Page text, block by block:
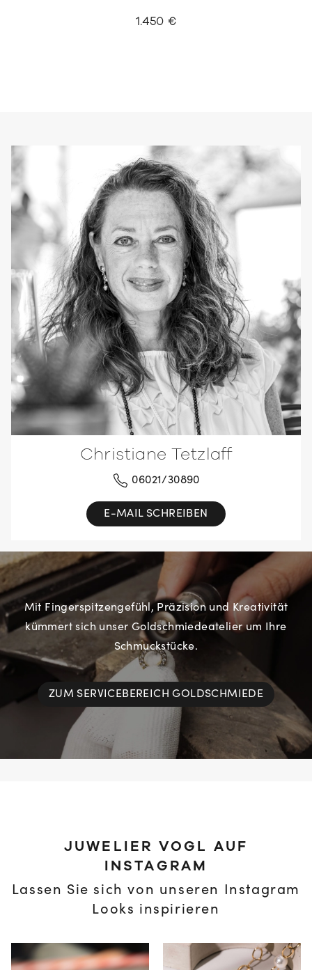
1.450 €
Christiane Tetzlaff
06021/30890
E-MAIL SCHREIBEN
Mit Fingerspitzengefühl, Präzision und Kreativität
kümmert sich unser Goldschmiedeatelier um Ihre
Schmuckstücke.
ZUM SERVICEBEREICH GOLDSCHMIEDE
JUWELIER VOGL AUF
INSTAGRAM
Lassen Sie sich von unseren Instagram
Looks inspirieren